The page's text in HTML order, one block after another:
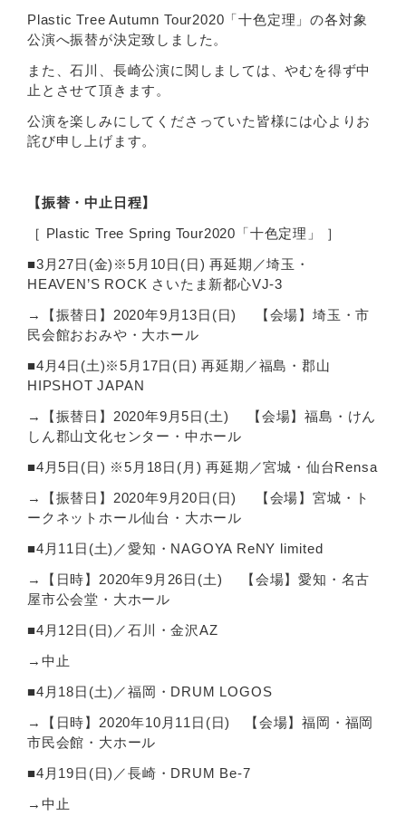
Plastic Tree Autumn Tour2020「十色定理」の各対象
公演へ振替が決定致しました。
また、石川、長崎公演に関しましては、やむを得ず中
止とさせて頂きます。
公演を楽しみにしてくださっていた皆様には心よりお
詫び申し上げます。
【振替・中止日程】
［ Plastic Tree Spring Tour2020「十色定理」 ］
■3月27日(金)※5月10日(日) 再延期／埼玉・
HEAVEN’S ROCK さいたま新都心VJ-3
→【振替日】2020年9月13日(日) 【会場】埼玉・市
民会館おおみや・大ホール
■4月4日(土)※5月17日(日) 再延期／福島・郡山
HIPSHOT JAPAN
→【振替日】2020年9月5日(土) 【会場】福島・けん
しん郡山文化センター・中ホール
■4月5日(日) ※5月18日(月) 再延期／宮城・仙台Rensa
→【振替日】2020年9月20日(日) 【会場】宮城・ト
ークネットホール仙台・大ホール
■4月11日(土)／愛知・NAGOYA ReNY limited
→【日時】2020年9月26日(土) 【会場】愛知・名古
屋市公会堂・大ホール
■4月12日(日)／石川・金沢AZ
→中止
■4月18日(土)／福岡・DRUM LOGOS
→【日時】2020年10月11日(日) 【会場】福岡・福岡
市民会館・大ホール
■4月19日(日)／長崎・DRUM Be-7
→中止